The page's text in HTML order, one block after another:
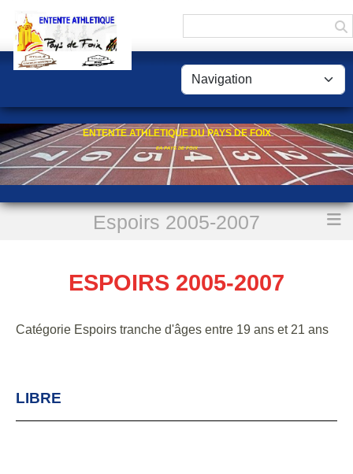
ENTENTE ATHLETIQUE DU PAYS DE FOIX
EA PAYS DE FOIX
Espoirs 2005-2007
Espoirs 2005-2007
ESPOIRS 2005-2007
Catégorie Espoirs tranche d'âges entre 19 ans et 21 ans
LIBRE
Panneau de gestion des cookies